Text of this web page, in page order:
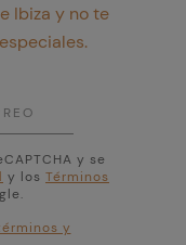
Ibiza y no te
y se
y los Términos
y